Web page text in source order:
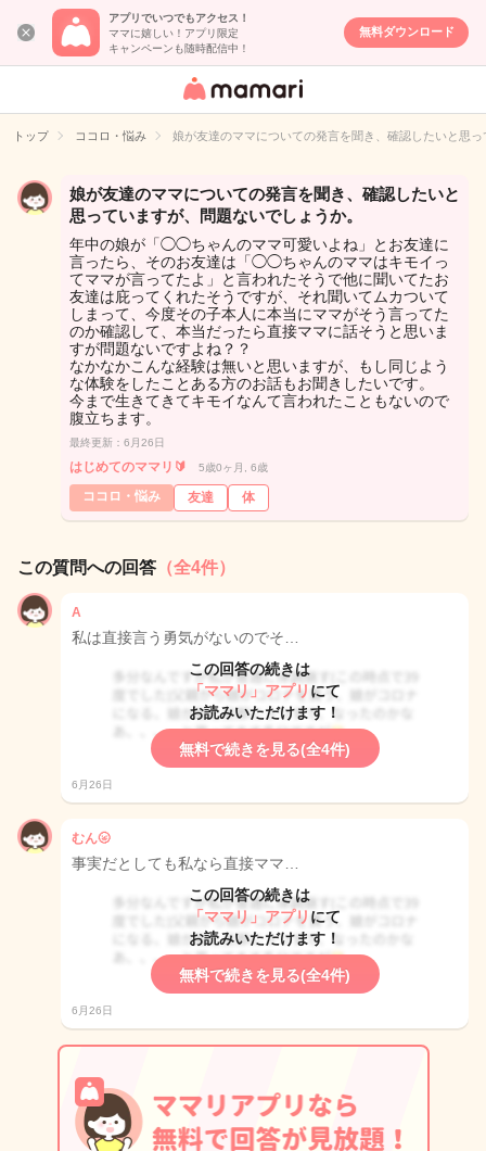
アプリでいつでもアクセス！
ママに嬉しい！アプリ限定
キャンペーンも随時配信中！
無料ダウンロード
女性専用匿名QA
イト
トップ ココロ・悩み 娘が友達のママについての発言を聞き、確認したいと思
娘が友達のママについての発言を聞き、確認したいと
思っていますが、問題ないでしょうか。
年中の娘が「◯◯ちゃんのママ可愛いよね」とお友達に
言ったら、そのお友達は「◯◯ちゃんのママはキモイっ
てママが言ってたよ」と言われたそうで他に聞いてたお
友達は庇ってくれたそうですが、それ聞いてムカついて
しまって、今度その子本人に本当にママがそう言ってた
のか確認して、本当だったら直接ママに話そうと思いま
すが問題ないですよね？？
なかなかこんな経験は無いと思いますが、もし同じよう
な体験をしたことある方のお話もお聞きしたいです。
今まで生きてきてキモイなんて言われたこともないので
腹立ちます。
最終更新：6月26日
はじめてのママリ🔰 5歳0ヶ月, 6歳
ココロ・悩み 友達 体
この質問への回答 （全4件）
A
私は直接言う勇気がないのでそ…
この回答の続きは
「ママリ」アプリ にて
お読みいただけます！
無料で続きを見る(全4件)
6月26日
むん🌝
事実だとしても私なら直接ママ…
この回答の続きは
「ママリ」アプリ にて
お読みいただけます！
無料で続きを見る(全4件)
6月26日